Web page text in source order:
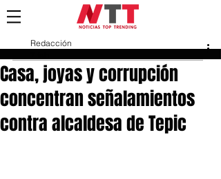
Casa, joyas y corrupción
concentran señalamientos
contra alcaldesa de Tepic
Redacción